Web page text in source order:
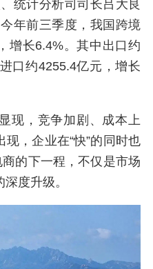
统计分析司司长吕大良
年前三季度，我国跨境
增长6.4%。其中出口约
口约4255.4亿元，增长
现，竞争加剧、成本上
，企业在“快”的同时也
的下一程，不仅是市场
度升级。